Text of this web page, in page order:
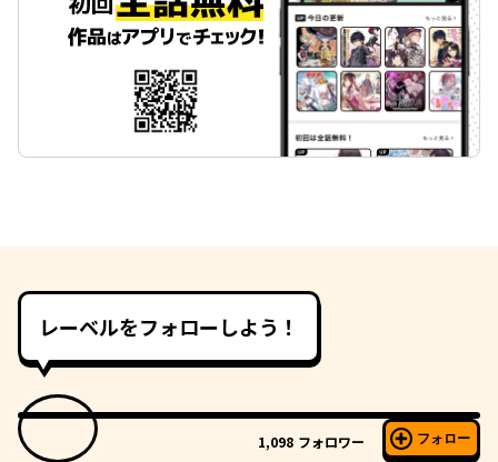
レーベルをフォローしよう！
1,098 フォロワー フォロー